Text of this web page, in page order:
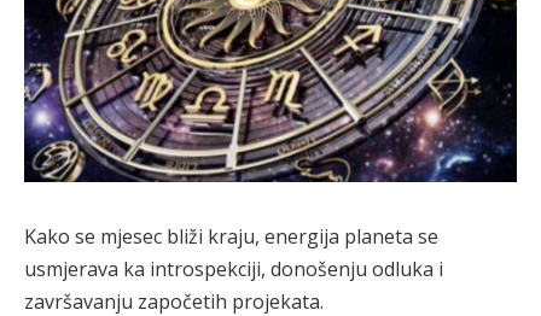
Kako se mjesec bliži kraju, energija planeta se
usmjerava ka introspekciji, donošenju odluka i
završavanju započetih projekata.